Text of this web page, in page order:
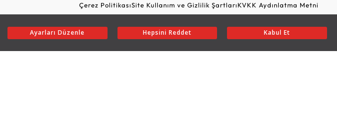
Ayarları Düzenle Hepsini Reddet Kabul Et
Çerez PolitikasıSite Kullanım ve Gizlilik ŞartlarıKVKK Aydınlatma Metni